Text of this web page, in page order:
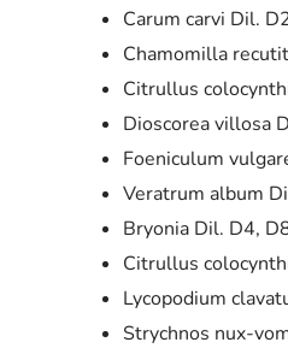
Carum carvi Dil.
Chamomilla
Citrullus
Dioscorea villosa
Foeniculum
Veratrum album
Bryonia Dil. D4,
Citrullus
Lycopodium
Strychnos nux-